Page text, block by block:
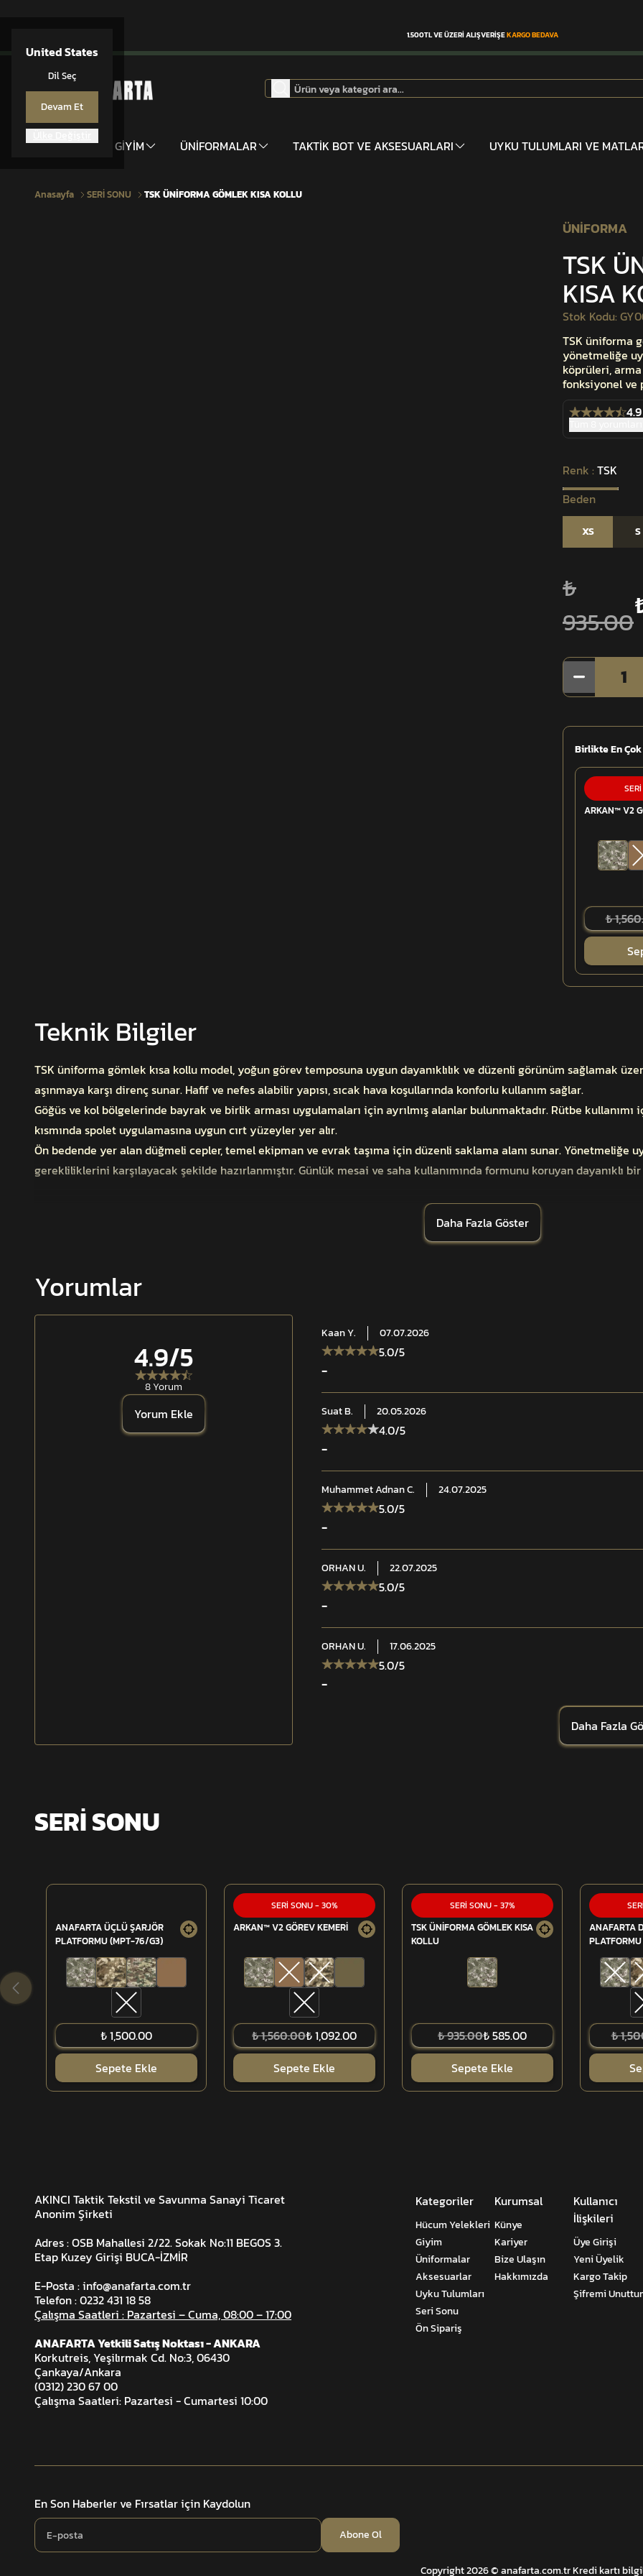
United States
Dil Seç
Devam Et
1.500TL VE ÜZERİ ALIŞVERİŞEKARGO BEDAVA
DONANIM GİYİM ÜNİFORMALAR TAKTİK BOT VE AKSESUARLARI UYKU TULUMLARI VE
Anasayfa SERİ SONU TSK ÜNİFORMA GÖMLEK KISA KOLLU
ÜNİFORMA
TSK
KISA
Stok Kodu:
TSK üniforma
yönetmeliğe
köprüleri,
fonksiyonel ve
4.9
Renk : TSK
Beden
XS S
₺
935.00
1
Birlikte En
ARKAN™ V2
₺
Teknik Bilgiler
TSK üniforma gömlek kısa kollu model, yoğun görev temposuna uygun dayanıklılık ve düzenli görünüm sağlamak
aşınmaya karşı direnç sunar. Hafif ve nefes alabilir yapısı, sıcak hava koşullarında konforlu kullanım sağlar.
Göğüs ve kol bölgelerinde bayrak ve birlik arması uygulamaları için ayrılmış alanlar bulunmaktadır. Rütbe
kısmında spolet uygulamasına uygun cırt yüzeyler yer alır.
Ön bedende yer alan düğmeli cepler, temel ekipman ve evrak taşıma için düzenli saklama alanı sunar. Yönetmeliğe
gerekliliklerini karşılayacak şekilde hazırlanmıştır. Günlük mesai ve saha kullanımında formunu koruyan dayanıklı bir
Yaka kısmında spolet cırt yüzeyleri
Ön bedende düğmeli cepler
Uzun ömürlü kullanım performansı
Daha Fazla Göster
Yorumlar
4.9/5
8 Yorum
Yorum Ekle
KaanY. 07.07.2026
5.0/5
-
SuatB. 20.05.2026
4.0/5
-
Muhammet AdnanC. 24.07.2025
5.0/5
-
ORHANU. 22.07.2025
5.0/5
-
ORHANU. 17.06.2025
5.0/5
-
Daha Fazla
SERİ SONU
ANAFARTA ÜÇLÜ ŞARJÖR
PLATFORMU (MPT-76/G3)
₺ 1,500.00
Sepete Ekle
SERİ SONU- 30%
ARKAN™ V2 GÖREV KEMERİ
₺ 1,560.00₺ 1,092.00
Sepete Ekle
SERİ SONU- 37%
TSK ÜNİFORMA GÖMLEK KISA
KOLLU
₺ 935.00₺ 585.00
Sepete Ekle
ANAFARTA
₺
AKINCI Taktik Tekstil ve Savunma Sanayi Ticaret
Anonim Şirketi
Adres : OSB Mahallesi 2/22. Sokak No:11 BEGOS 3.
Etap Kuzey Girişi BUCA-İZMİR
E-Posta :info@anafarta.com.tr
Telefon : 0232 431 18 58
Çalışma Saatleri : Pazartesi – Cuma, 08:00 – 17:00
ANAFARTA Yetkili Satış Noktası - ANKARA
Korkutreis, Yeşilırmak Cd. No:3, 06430
Çankaya/Ankara
(0312) 230 67 00
Çalışma Saatleri: Pazartesi - Cumartesi 10:00
Kategoriler
Hücum Yelekleri
Giyim
Üniformalar
Aksesuarlar
Uyku Tulumları
Seri Sonu
Ön Sipariş
Kurumsal
Künye
Kariyer
Bize Ulaşın
Hakkımızda
Kullanıcı
İlişkileri
Üye Girişi
Yeni Üyelik
Kargo Takip
Şifremi
En Son Haberler ve Fırsatlar için Kaydolun
Abone Ol
Copyright 2026 © anafarta.com.tr Kredi kartı